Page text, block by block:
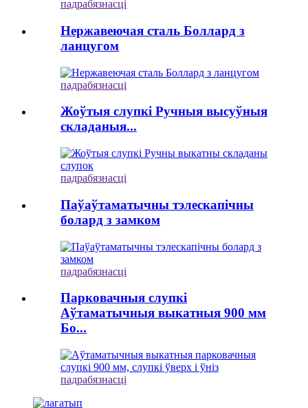
падрабязнасці
Нержавеючая сталь Боллард з
ланцугом
падрабязнасці
Жоўтыя слупкі Ручныя высуўныя
складаныя...
падрабязнасці
Паўаўтаматычны тэлескапічны
болард з замком
падрабязнасці
Парковачныя слупкі
Аўтаматычныя выкатныя 900 мм
Бо...
падрабязнасці